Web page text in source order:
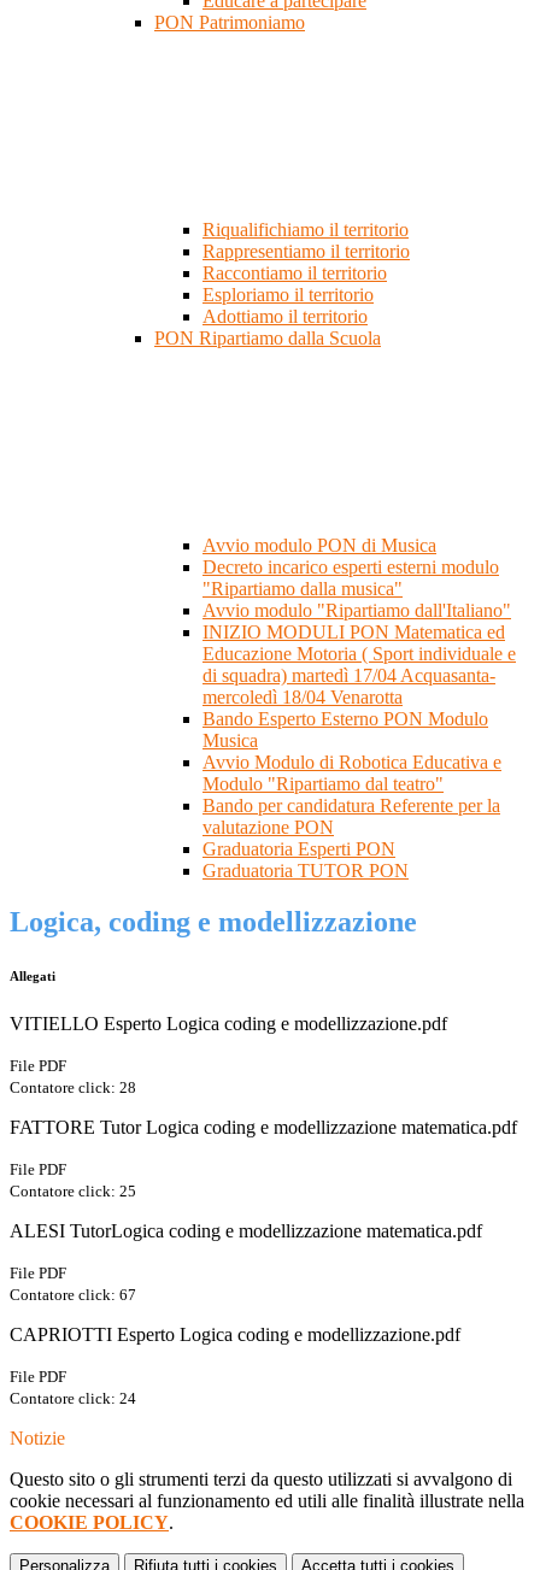
PON Patrimoniamo
Riqualifichiamo il territorio
Rappresentiamo il territorio
Raccontiamo il territorio
Esploriamo il territorio
Adottiamo il territorio
PON Ripartiamo dalla Scuola
Avvio modulo PON di Musica
Decreto incarico esperti esterni modulo
"Ripartiamo dalla musica"
Avvio modulo "Ripartiamo dall'Italiano"
INIZIO MODULI PON Matematica ed
Educazione Motoria ( Sport individuale e
di squadra) martedì 17/04 Acquasanta-
mercoledì 18/04 Venarotta
Bando Esperto Esterno PON Modulo
Musica
Avvio Modulo di Robotica Educativa e
Modulo "Ripartiamo dal teatro"
Bando per candidatura Referente per la
valutazione PON
Graduatoria Esperti PON
Graduatoria TUTOR PON
Logica, coding e modellizzazione
Allegati
VITIELLO Esperto Logica coding e modellizzazione.pdf
File PDF
Contatore click: 28
FATTORE Tutor Logica coding e modellizzazione matematica.pdf
File PDF
Contatore click: 25
ALESI TutorLogica coding e modellizzazione matematica.pdf
File PDF
Contatore click: 67
CAPRIOTTI Esperto Logica coding e modellizzazione.pdf
File PDF
Contatore click: 24
Notizie
Questo sito o gli strumenti terzi da questo utilizzati si avvalgono di
cookie necessari al funzionamento ed utili alle finalità illustrate nella
COOKIE POLICY.
Personalizza Rifiuta tutti i cookies Accetta tutti i cookies